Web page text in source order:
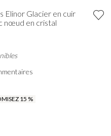
Elinor Glacier en cuir
nœud en cristal
15 %